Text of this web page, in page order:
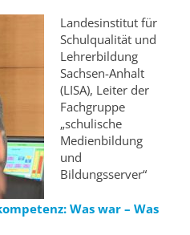
Landesinstitut für
Schulqualität und
Lehrerbildung
Sachsen-Anhalt
(LISA), Leiter der
Fachgruppe
„schulische
Medienbildung
und
Bildungsserver“
Was war – Was